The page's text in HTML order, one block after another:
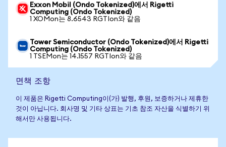
Exxon Mobil (Ondo Tokenized)에서 Rigetti
Computing (Ondo Tokenized)
1 XOMon는 8.6543 RGTIon와 같음
Tower Semiconductor (Ondo Tokenized)에서 Rigetti
Computing (Ondo Tokenized)
1 TSEMon는 14.1557 RGTIon와 같음
면책 조항
이 제품은 Rigetti Computing이(가) 발행, 후원, 보증하거나 제휴한
것이 아닙니다. 회사명 및 기타 상표는 기초 참조 자산을 식별하기 위
해서만 사용됩니다.